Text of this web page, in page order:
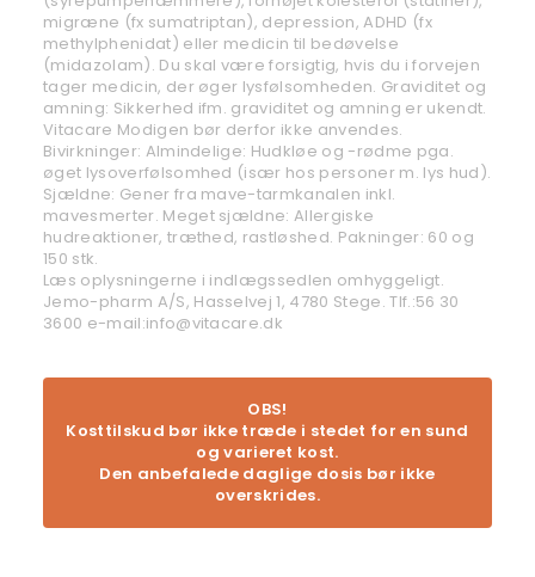
migræne (fx sumatriptan), depression, ADHD (fx
methylphenidat) eller medicin til bedøvelse
(midazolam). Du skal være forsigtig, hvis du i forvejen
tager medicin, der øger lysfølsomheden. Graviditet og
amning: Sikkerhed ifm. graviditet og amning er ukendt.
Vitacare Modigen bør derfor ikke anvendes.
Bivirkninger: Almindelige: Hudkløe og -rødme pga.
øget lysoverfølsomhed (især hos personer m. lys hud).
Sjældne: Gener fra mave-tarmkanalen inkl.
mavesmerter. Meget sjældne: Allergiske
hudreaktioner, træthed, rastløshed. Pakninger: 60 og
150 stk.
Læs oplysningerne i indlægssedlen omhyggeligt.
Jemo-pharm A/S, Hasselvej 1, 4780 Stege. Tlf.:56 30
3600 e-mail:info@vitacare.dk
OBS!
Kosttilskud bør ikke træde i stedet for en sund
og varieret kost.
Den anbefalede daglige dosis bør ikke
overskrides.